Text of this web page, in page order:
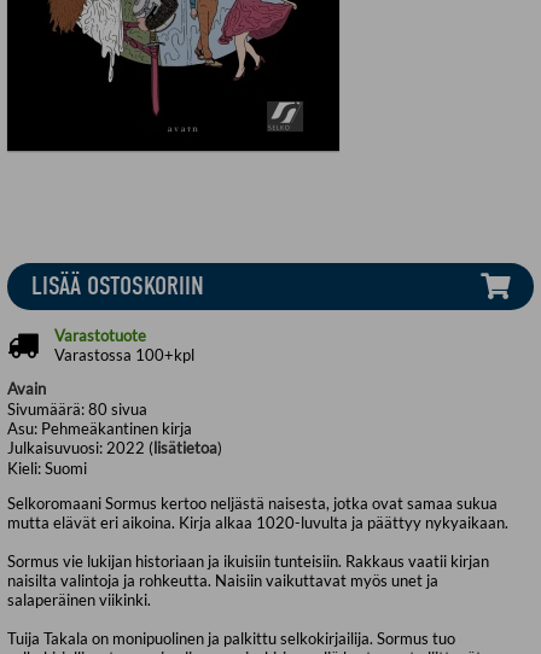
Avain
Sivumäärä:80 sivua
Asu: Pehmeäkantinen kirja
Julkaisuvuosi:2022 (lisätietoa)
Kieli:Suomi
Selkoromaani Sormus kertoo neljästä naisesta, jotka ovat samaa sukua
mutta elävät eri aikoina. Kirja alkaa 1020-luvulta ja päättyy nykyaikaan.
Sormus vie lukijan historiaan ja ikuisiin tunteisiin. Rakkaus vaatii kirjan
naisilta valintoja ja rohkeutta. Naisiin vaikuttavat myös unet ja
salaperäinen viikinki.
Tuija Takala on monipuolinen ja palkittu selkokirjailija. Sormus tuo
LISÄÄ OSTOSKORIIN
Varastotuote
Varastossa 100+kpl